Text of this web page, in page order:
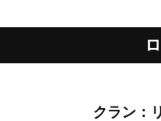
クラン：